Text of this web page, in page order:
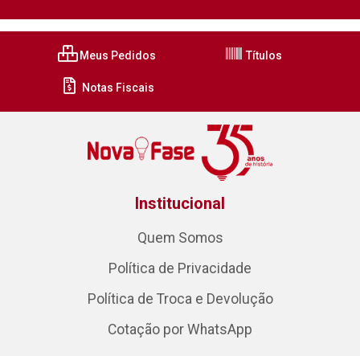
Meus Pedidos Títulos
Notas Fiscais
Institucional
Quem Somos
Política de Privacidade
Política de Troca e Devolução
Cotação por WhatsApp